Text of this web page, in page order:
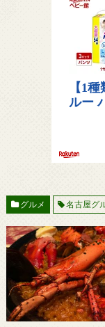
グルメ 名古屋グ